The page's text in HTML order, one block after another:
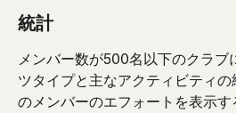
統計
メンバー数が500名以下のクラブ
ツタイプと主なアクティビティ
のメンバーのエフォートを表示す